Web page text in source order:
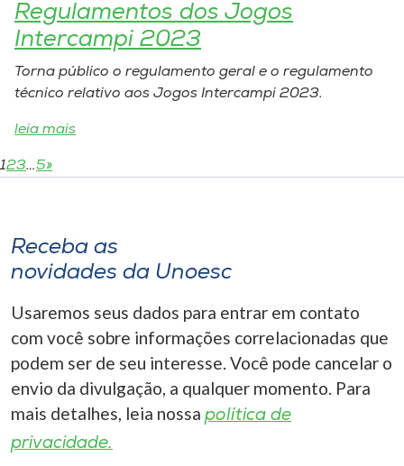
Regulamentos dos Jogos
Intercampi 2023
Torna público o regulamento geral e o regulamento
técnico relativo aos Jogos Intercampi 2023.
leia mais
123…5»
Receba as
novidades da Unoesc
Usaremos seus dados para entrar em contato
com você sobre informações correlacionadas que
podem ser de seu interesse. Você pode cancelar o
envio da divulgação, a qualquer momento. Para
mais detalhes, leia nossa política de
privacidade.